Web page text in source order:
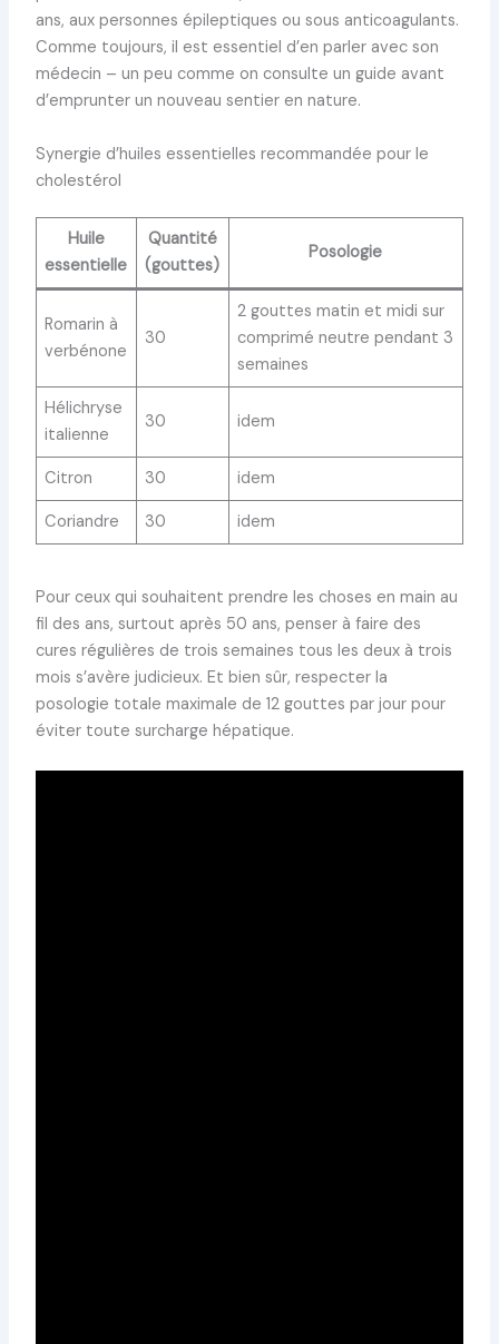
ans, aux personnes épileptiques ou sous anticoagulants.
Comme toujours, il est essentiel d’en parler avec son
médecin – un peu comme on consulte un guide avant
d’emprunter un nouveau sentier en nature.
Synergie d’huiles essentielles recommandée pour le
cholestérol
Huile
essentielle
Quantité
(gouttes)
Posologie
Romarin à
verbénone
30
2 gouttes matin et midi sur
comprimé neutre pendant 3
semaines
Hélichryse
italienne
30 idem
Citron 30 idem
Coriandre 30 idem
Pour ceux qui souhaitent prendre les choses en main au
fil des ans, surtout après 50 ans, penser à faire des
cures régulières de trois semaines tous les deux à trois
mois s’avère judicieux. Et bien sûr, respecter la
posologie totale maximale de 12 gouttes par jour pour
éviter toute surcharge hépatique.